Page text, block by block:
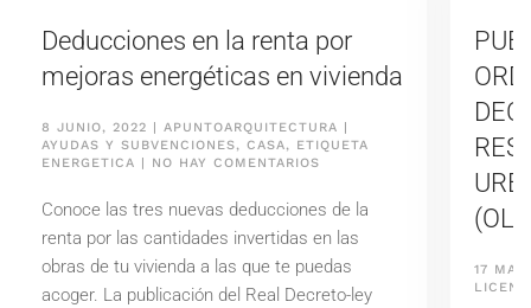
PUBLICACIÓN DE LA
ORDENANZA DE LICENCIAS Y
RESPONSABLES
(OLDRUM)
17 MAYO, 2022|APUNTOARQUITECTURA|
LICENCIAS
NO HAY COMENTARIOS
PUBLICACIÓN
de
6